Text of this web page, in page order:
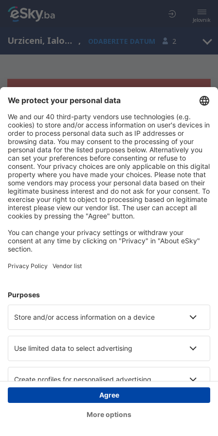
Jelovnik
Urziceni, Ialomita, Rumunija , ODABERITE DATUM 2
Žao nam je, ne možemo da prikažemo
rezultate
Pokušajte još jednom kad izaberete druge kriterijume
Copyright © eSky.ba. Sva prava zadržana.